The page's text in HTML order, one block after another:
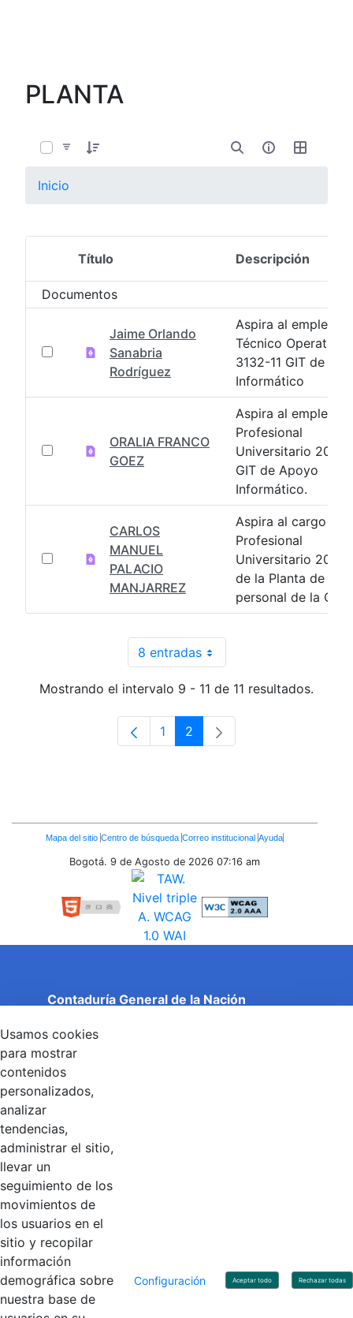
PLANTA
Inicio
Selección del elemento
Título Descripción
Documentos
Jaime Orlando
Sanabria
Rodríguez
Aspira al empleo
Técnico Operativo
3132-11 GIT de
Informático
ORALIA FRANCO
GOEZ
Aspira al empleo
Profesional
Universitario
GIT de Apoyo
Informático.
CARLOS
MANUEL
PALACIO
MANJARREZ
Aspira al cargo
Profesional
Universitario
de la Planta de
personal de la
8 entradasPor página
Mostrando el intervalo 9 - 11 de 11 resultados.
Página
1 Página
2
Enlaces
Inferiores
Mapa del sitio Centro de búsqueda Correo institucional Ayuda
Bogotá. 9 de Agosto de 2026 07:16 am
Contaduría General de la Nación
Entidad adscrita al Ministerio de Hacienda y Crédito
Público
Torre 1 (Aire) - Piso 15, Bogotá D.C., Colombia
Código Postal: 111071
Linkedin
Contacto
Línea de servicio al ciudadano: +57(601) 492 64 00
Correo Institucional:
Correo de notificaciones judiciales:
notificacionjudicial@contaduria.gov.co
Correo de Asuntos disciplinarios:
Usamos cookies
para mostrar
contenidos
personalizados,
analizar
tendencias,
administrar el sitio,
llevar un
seguimiento de los
movimientos de
los usuarios en el
sitio y recopilar
información
demográfica sobre
nuestra base de
Configuración Aceptar todo Rechazar todas